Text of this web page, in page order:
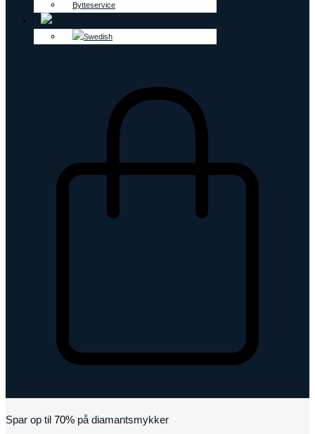
Bytteservice
Spar op til 70% på diamantsmykker